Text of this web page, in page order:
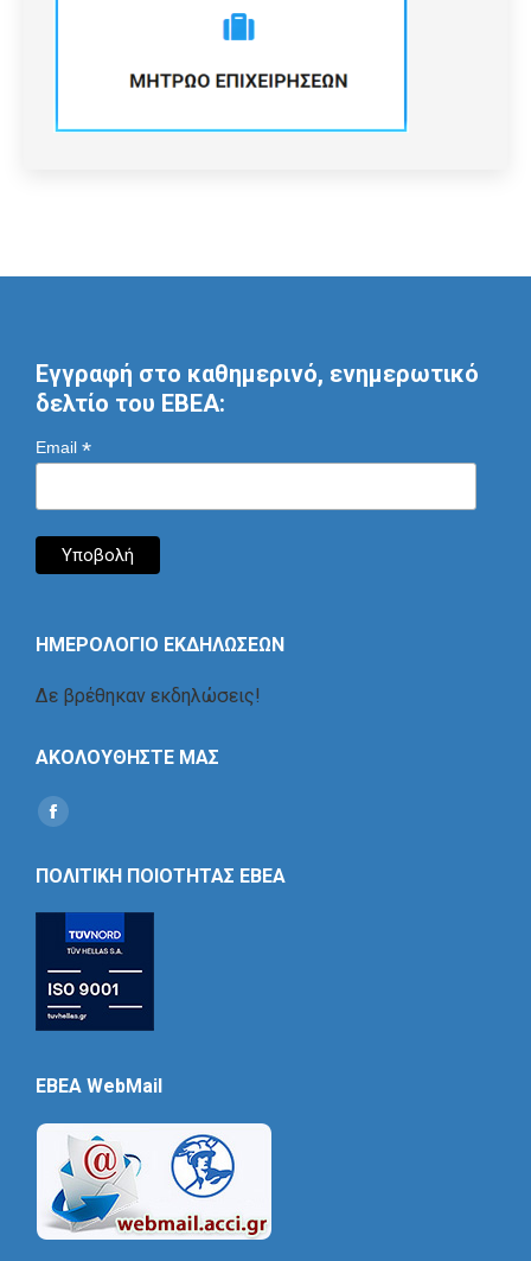
Εγγραφή στο καθημερινό, ενημερωτικό
δελτίο του ΕΒΕΑ:
Email *
ΗΜΕΡΟΛΟΓΙΟ ΕΚΔΗΛΩΣΕΩΝ
Δε βρέθηκαν εκδηλώσεις!
ΑΚΟΛΟΥΘΗΣΤΕ ΜΑΣ
Find us on:
Social
ΠΟΛΙΤΙΚΗ ΠΟΙΟΤΗΤΑΣ ΕΒΕΑ
EBEA WebMail